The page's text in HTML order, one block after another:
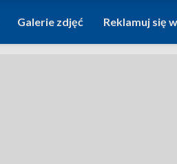
Galerie zdjęć Reklamuj się